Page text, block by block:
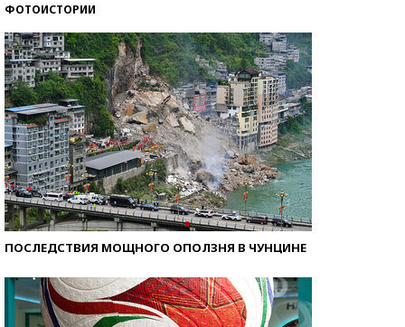
ФОТОИСТОРИИ
ПОСЛЕДСТВИЯ МОЩНОГО ОПОЛЗНЯ В ЧУНЦИНЕ